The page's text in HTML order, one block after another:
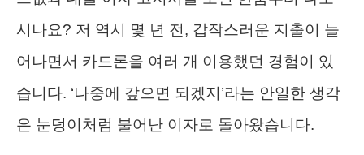
시나요? 저 역시 몇 년 전, 갑작스러운 지출이 늘
어나면서 카드론을 여러 개 이용했던 경험이 있
습니다. ‘나중에 갚으면 되겠지’라는 안일한 생각
은 눈덩이처럼 불어난 이자로 돌아왔습니다.